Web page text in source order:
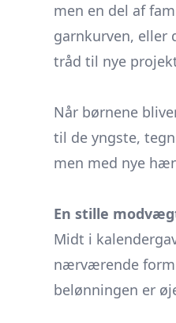
men en del af
garnkurven, eller
tråd til nye
Når børnene
til de yngste,
men med nye
En stille
Midt i
nærværende
belønningen er